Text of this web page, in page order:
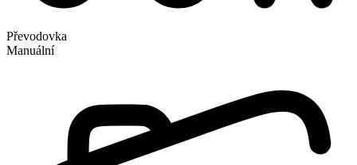
Převodovka
Manuální